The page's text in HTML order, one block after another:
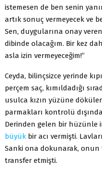
istemesen de ben senin
artık sonuç vermeyecek ve
Sen, duygularına onay
dibinde olacağım. Bir kez
asla izin vermeyeceğim!”
Ceyda, bilinçsizce yerinde
perçem saç, kımıldadığı
usulca kızın yüzüne
parmakları kontrolü
Derinden gelen bir hüzünle
büyük bir acı vermişti.
Sanki ona dokunarak, onun
transfer etmişti.